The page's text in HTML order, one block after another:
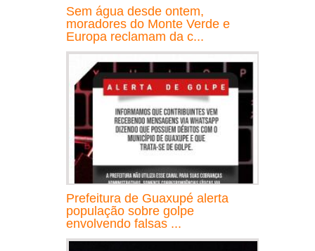
Sem água desde ontem,
moradores do Monte Verde e
Europa reclamam da c...
Prefeitura de Guaxupé alerta
população sobre golpe
envolvendo falsas ...